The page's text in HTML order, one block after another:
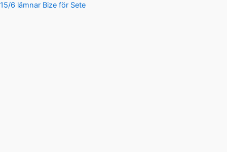
15/6 lämnar Bize för Sete